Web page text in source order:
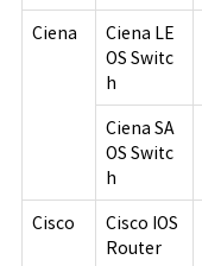
Ciena
Ciena LE
OS Switc
h
Ciena SA
OS Switc
h
Cisco
Cisco IOS
Router